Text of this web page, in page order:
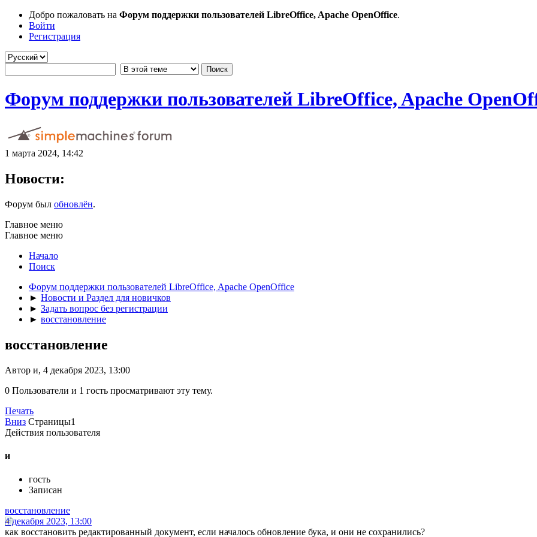
Добро пожаловать на Форум поддержки пользователей LibreOffice, Apache OpenOffice.
Войти
Регистрация
Форум поддержки пользователей LibreOffice, Apache
1 марта 2024, 14:42
Новости:
Форум был обновлён.
Главное меню
Главное меню
Начало
Поиск
Форум поддержки пользователей LibreOffice, Apache OpenOffice
► Новости и Раздел для новичков
► Задать вопрос без регистрации
► восстановление
восстановление
Автор и, 4 декабря 2023, 13:00
0 Пользователи и 1 гость просматривают эту тему.
Печать
Вниз Страницы1
Действия пользователя
и
гость
Записан
восстановление
4 декабря 2023, 13:00
как восстановить редактированный документ, если началось обновление бука, и они не сохранились?